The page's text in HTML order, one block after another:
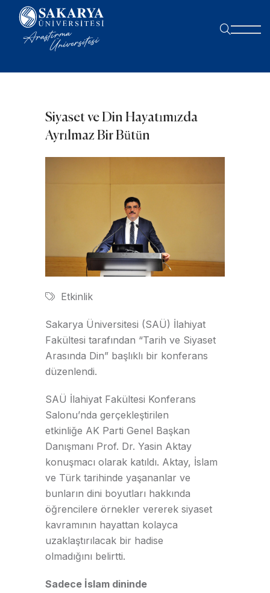
Siyaset ve Din Hayatımızda
Ayrılmaz Bir Bütün
Etkinlik
Sakarya Üniversitesi (SAÜ) İlahiyat
Fakültesi tarafından “Tarih ve Siyaset
Arasında Din” başlıklı bir konferans
düzenlendi.
SAÜ İlahiyat Fakültesi Konferans
Salonu’nda gerçekleştirilen
etkinliğe AK Parti Genel Başkan
Danışmanı Prof. Dr. Yasin Aktay
konuşmacı olarak katıldı. Aktay, İslam
ve Türk tarihinde yaşananlar ve
bunların dini boyutları hakkında
öğrencilere örnekler vererek siyaset
kavramının hayattan kolayca
uzaklaştırılacak bir hadise
olmadığını belirtti.
Sadece İslam dininde